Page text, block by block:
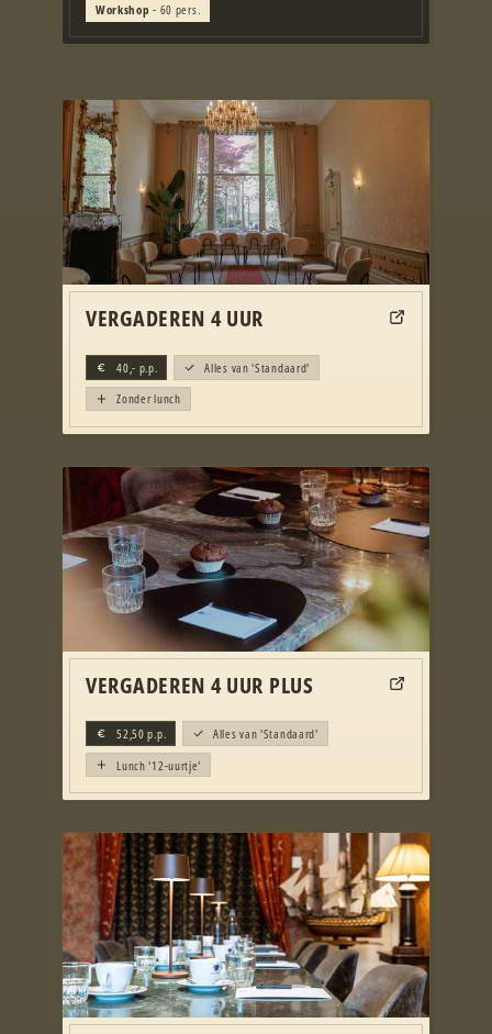
Workshop - 60 pers.
VERGADEREN 4 UUR
40,- p.p.
Alles van 'Standaard'
Zonder lunch
VERGADEREN 4 UUR PLUS
52,50 p.p.
Alles van 'Standaard'
Lunch '12-uurtje'